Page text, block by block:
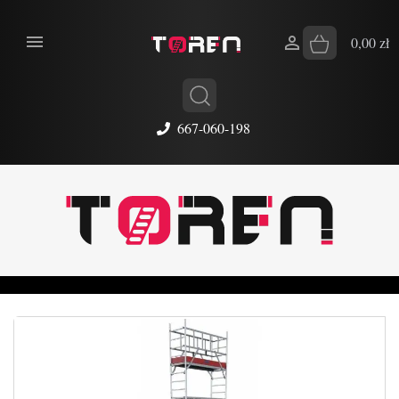
667-060-198
 0,00 zł
